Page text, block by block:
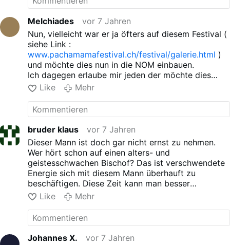
Melchiades
vor 7 Jahren
Nun, vielleicht war er ja öfters auf diesem Festival (
siehe Link :
www.pachamamafestival.ch/festival/galerie.html )
und möchte dies nun in die NOM einbauen.
Ich dagegen erlaube mir jeden der möchte dies
Büchlein ( siehe Link
www.sarto.de/advanced_search_result.php
zur Auffrischung bzw. zur Vertiefung zu empfehlen.
Like Mehr
bruder klaus
vor 7 Jahren
Dieser Mann ist doch gar nicht ernst zu nehmen.
Wer hört schon auf einen alters- und
geistesschwachen Bischof? Das ist verschwendete
Energie sich mit diesem Mann überhauft zu
beschäftigen. Diese Zeit kann man besser
investieren!
Like Mehr
Johannes X.
vor 7 Jahren